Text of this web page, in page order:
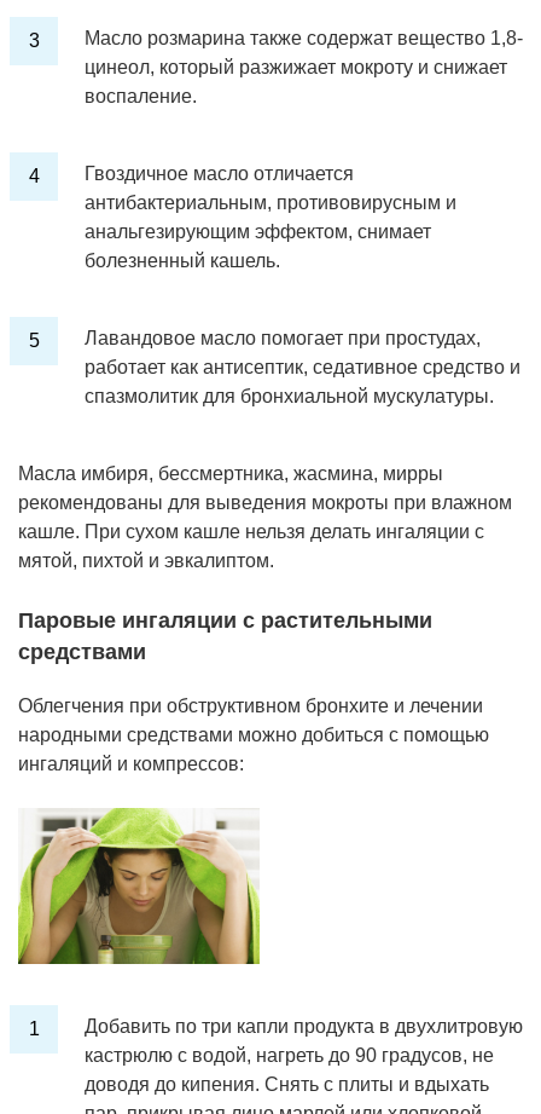
Масло розмарина также содержат вещество 1,8-
цинеол, который разжижает мокроту и снижает
воспаление.
Гвоздичное масло отличается
антибактериальным, противовирусным и
анальгезирующим эффектом, снимает
болезненный кашель.
Лавандовое масло помогает при простудах,
работает как антисептик, седативное средство и
спазмолитик для бронхиальной мускулатуры.
Масла имбиря, бессмертника, жасмина, мирры
рекомендованы для выведения мокроты при влажном
кашле. При сухом кашле нельзя делать ингаляции с
мятой, пихтой и эвкалиптом.
Паровые ингаляции с растительными
средствами
Облегчения при обструктивном бронхите и лечении
народными средствами можно добиться с помощью
ингаляций и компрессов:
Добавить по три капли продукта в двухлитровую
кастрюлю с водой, нагреть до 90 градусов, не
доводя до кипения. Снять с плиты и вдыхать